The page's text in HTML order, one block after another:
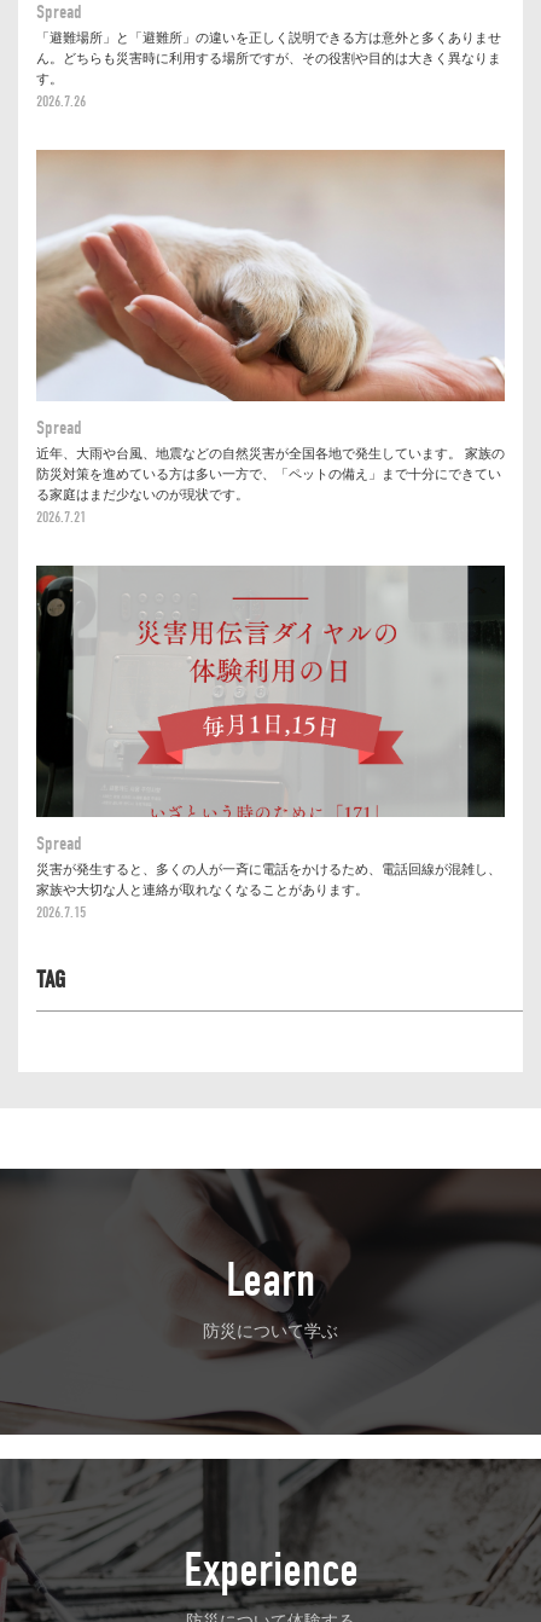
Spread
「避難場所」と「避難所」の違いを正しく説明できる方は意外と多くありませ
ん。どちらも災害時に利用する場所ですが、その役割や目的は大きく異なりま
す。
2026.7.26
Spread
近年、大雨や台風、地震などの自然災害が全国各地で発生しています。 家族の
防災対策を進めている方は多い一方で、「ペットの備え」まで十分にできてい
る家庭はまだ少ないのが現状です。
2026.7.21
Spread
災害が発生すると、多くの人が一斉に電話をかけるため、電話回線が混雑し、
家族や大切な人と連絡が取れなくなることがあります。
2026.7.15
TAG
Learn
防災について学ぶ
Experience